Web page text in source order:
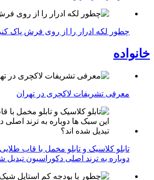
چطور لکه ادرار را از روی فرش پاک
خانواده
معرفی تشریفات لاکچری در تهران
تابلو کلاسیک و تابلو مخمل با قاب
دوباره به ترند اصلی دکوراسیون تبدیل